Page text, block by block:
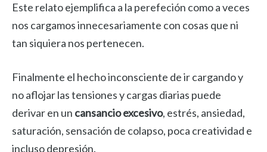
Este relato ejemplifica a la perefeción como a veces
nos cargamos innecesariamente con cosas que ni
tan siquiera nos pertenecen.
Finalmente el hecho inconsciente de ir cargando y
no aflojar las tensiones y cargas diarias puede
derivar en un cansancio excesivo, estrés, ansiedad,
saturación, sensación de colapso, poca creatividad e
incluso depresión.